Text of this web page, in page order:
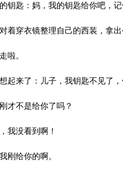
钥匙：妈，我的钥匙给你吧，记
着穿衣镜整理自己的西装，拿
啦。
起来了：儿子，我钥匙不见了，
才不是给你了吗？
我没看到啊！
刚给你的啊。